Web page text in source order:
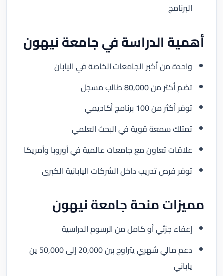
البرنامج
أهمية الدراسة في جامعة نيهون
واحدة من أكبر الجامعات الخاصة في اليابان
تضم أكثر من 80,000 طالب مسجل
توفر أكثر من 100 برنامج أكاديمي
تمتلك سمعة قوية في البحث العلمي
علاقات تعاون مع جامعات عالمية في أوروبا وأمريكا
توفر فرص تدريب داخل الشركات اليابانية الكبرى
مميزات منحة جامعة نيهون
إعفاء جزئي أو كامل من الرسوم الدراسية
دعم مالي شهري يتراوح بين 20,000 إلى 50,000 ين
ياباني